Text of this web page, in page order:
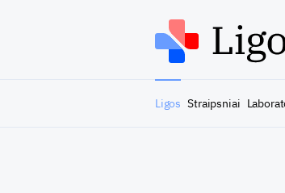
Ligos Straipsniai